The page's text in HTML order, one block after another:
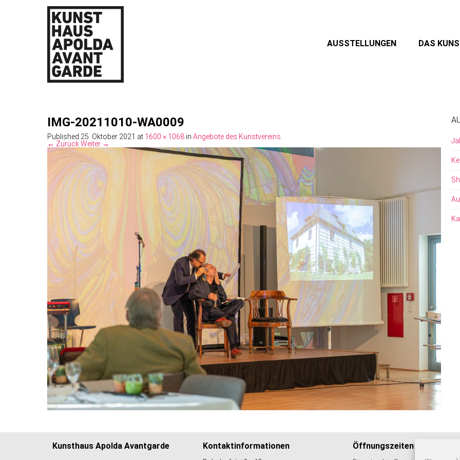
AUSSTELLUNGEN DAS
IMG-20211010-WA0009
Published 25. Oktober 2021 at 1600 × 1068 in Angebote des Kunstvereins
← ZurückWeiter →
Kunsthaus Apolda Avantgarde Kontaktinformationen Öffnungszeiten